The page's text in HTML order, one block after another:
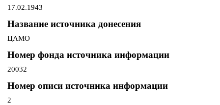
17.02.1943
Название источника донесения
ЦАМО
Номер фонда источника информации
20032
Номер описи источника информации
2